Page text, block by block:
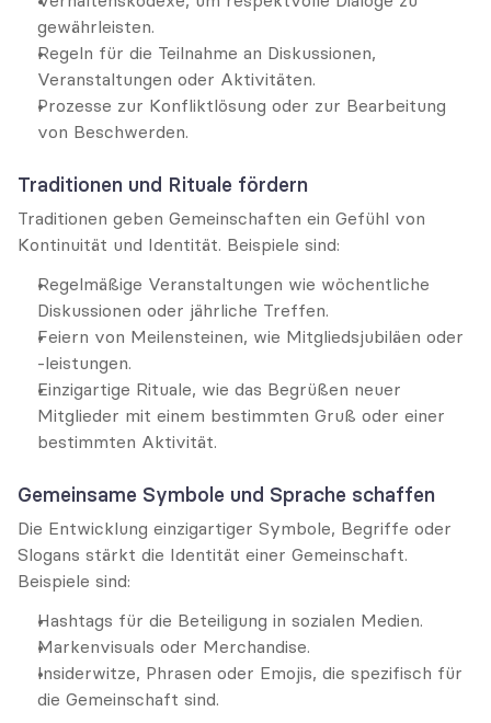
gewährleisten.
Regeln für die Teilnahme an Diskussionen,
Veranstaltungen oder Aktivitäten.
Prozesse zur Konfliktlösung oder zur Bearbeitung
von Beschwerden.
Traditionen und Rituale fördern
Traditionen geben Gemeinschaften ein Gefühl von
Kontinuität und Identität. Beispiele sind:
Regelmäßige Veranstaltungen wie wöchentliche
Diskussionen oder jährliche Treffen.
Feiern von Meilensteinen, wie Mitgliedsjubiläen oder
-leistungen.
Einzigartige Rituale, wie das Begrüßen neuer
Mitglieder mit einem bestimmten Gruß oder einer
bestimmten Aktivität.
Gemeinsame Symbole und Sprache schaffen
Die Entwicklung einzigartiger Symbole, Begriffe oder
Slogans stärkt die Identität einer Gemeinschaft.
Beispiele sind:
Hashtags für die Beteiligung in sozialen Medien.
Markenvisuals oder Merchandise.
Insiderwitze, Phrasen oder Emojis, die spezifisch für
die Gemeinschaft sind.